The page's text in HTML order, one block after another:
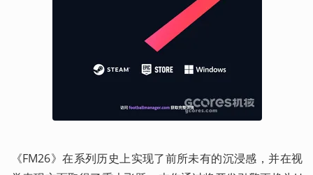
《FM26》在系列历史上实现了前所未有的沉浸感，并在视